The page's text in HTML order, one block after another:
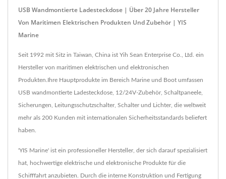
USB Wandmontierte Ladesteckdose | Über 20 Jahre Hersteller
Von Maritimen Elektrischen Produkten Und Zubehör | YIS
Marine
Seit 1992 mit Sitz in Taiwan, China ist Yih Sean Enterprise Co., Ltd. ein
Hersteller von maritimen elektrischen und elektronischen
Produkten.Ihre Hauptprodukte im Bereich Marine und Boot umfassen
USB wandmontierte Ladesteckdose, 12/24V-Zubehör, Schaltpaneele,
Sicherungen, Leitungsschutzschalter, Schalter und Lichter, die weltweit
mehr als 200 Kunden mit internationalen Sicherheitsstandards beliefert
haben.
'YIS Marine' ist ein professioneller Hersteller, der sich darauf spezialisiert
hat, hochwertige elektrische und elektronische Produkte für die
Schifffahrt anzubieten. Durch die interne Konstruktion und Fertigung